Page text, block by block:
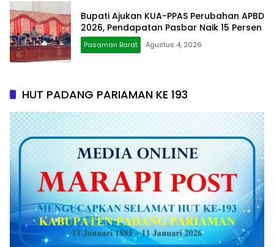
Bupati Ajukan KUA-PPAS Perubahan APBD
2026, Pendapatan Pasbar Naik 15 Persen
Pasaman Barat Agustus 4, 2026
HUT PADANG PARIAMAN KE 193